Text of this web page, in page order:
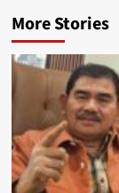
More Stories